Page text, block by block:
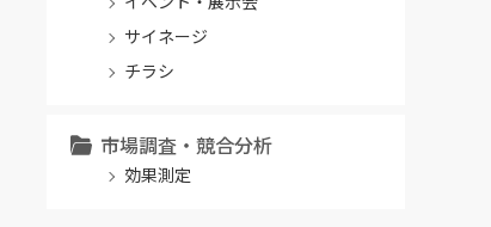
サイネージ
チラシ
市場調査・競合分析
効果測定